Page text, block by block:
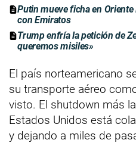
Putin mueve ficha en
con Emiratos
Trump enfría la petición de
queremos misiles»
El país norteamericano
su transporte aéreo
visto. El shutdown más
Estados Unidos está
y dejando a miles de